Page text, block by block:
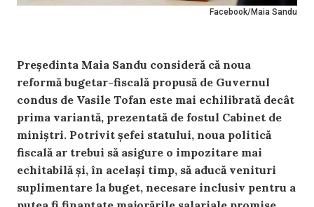
Facebook/Maia Sandu
Președinta Maia Sandu consideră că noua
reformă bugetar-fiscală propusă de Guvernul
condus de Vasile Tofan este mai echilibrată decât
prima variantă, prezentată de fostul Cabinet de
miniștri. Potrivit șefei statului, noua politică
fiscală ar trebui să asigure o impozitare mai
echitabilă și, în același timp, să aducă venituri
suplimentare la buget, necesare inclusiv pentru a